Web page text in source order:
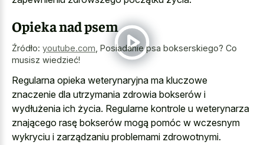
Opieka nad psem
Źródło: youtube.com Posiadanie psa bokserskiego? Co
musisz wiedzieć!
Regularna opieka weterynaryjna ma kluczowe
znaczenie dla utrzymania zdrowia bokserów i
wydłużenia ich życia. Regularne kontrole u weterynarza
znającego rasę bokserów mogą pomóc w wczesnym
wykryciu i zarządzaniu problemami zdrowotnymi.